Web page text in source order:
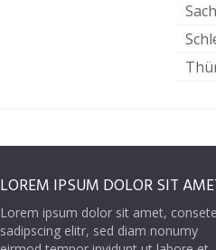
LOREM IPSUM DOLOR SIT
Lorem ipsum dolor sit amet,
sadipscing elitr, sed diam nonumy